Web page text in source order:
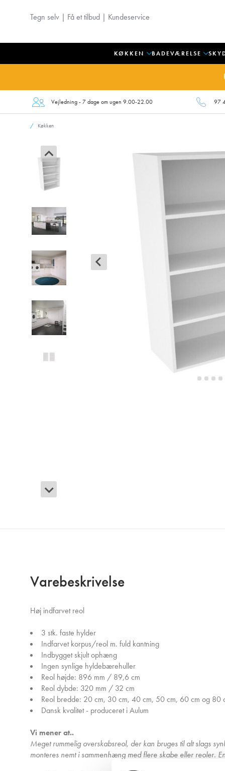
Tegn selv | Få et tilbud | Kundeservice
KØKKEN BADEVÆRELSE
Vejledning - 7 dage om ugen 9.00-22.00 97
Køkken
Varebeskrivelse
Høj indfarvet reol
3 stk. faste hylder
Indfarvet korpus/reol m. fuld kantning
Indbygget skjult ophæng
Ingen synlige hyldebærehuller
Reol højde: 896 mm / 89,6 cm
Reol dybde: 320 mm / 32 cm
Reol bredde: 20 cm, 30 cm, 40 cm, 50 cm, 60 cm og 80
Dansk kvalitet - produceret i Aulum
Vi mener at..
Meget rummelig overskabsreol, der kan bruges til alt slags
monteres nemt i sammenhæng med flere skabe eller reoler.